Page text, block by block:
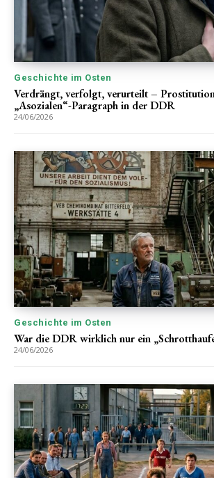
Geschichte im Osten
Verdrängt, verfolgt, verurteilt –
„Asozialen“-Paragraph in der DDR
24/06/2026
Geschichte im Osten
War die DDR wirklich nur ein
24/06/2026